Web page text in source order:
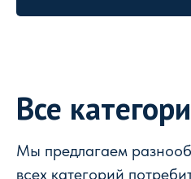
Все
Мы предлагаем
всех категорий